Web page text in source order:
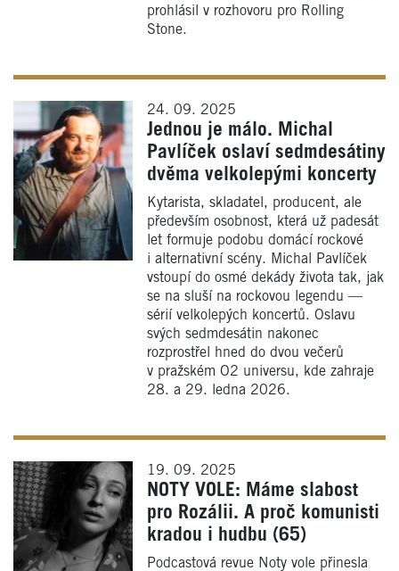
prohlásil v rozhovoru pro Rolling
Stone.
24. 09. 2025
Jednou je málo. Michal
Pavlíček oslaví sedmdesátiny
dvěma velkolepými koncerty
Kytarista, skladatel, producent, ale
především osobnost, která už padesát
let formuje podobu domácí rockové
i alternativní scény. Michal Pavlíček
vstoupí do osmé dekády života tak, jak
se na sluší na rockovou legendu —
sérií velkolepých koncertů. Oslavu
svých sedmdesátin nakonec
rozprostřel hned do dvou večerů
v pražském O2 universu, kde zahraje
28. a 29. ledna 2026.
19. 09. 2025
NOTY VOLE: Máme slabost
pro Rozálii. A proč komunisti
kradou i hudbu (65)
Podcastová revue Noty vole přinesla